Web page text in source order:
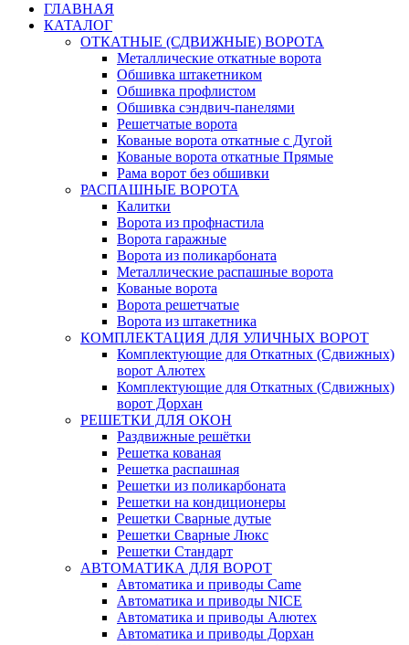
ГЛАВНАЯ
КАТАЛОГ
ОТКАТНЫЕ (СДВИЖНЫЕ) ВОРОТА
Металлические откатные ворота
Обшивка штакетником
Обшивка профлистом
Обшивка сэндвич-панелями
Решетчатые ворота
Кованые ворота откатные с Дугой
Кованые ворота откатные Прямые
Рама ворот без обшивки
РАСПАШНЫЕ ВОРОТА
Калитки
Ворота из профнастила
Ворота гаражные
Ворота из поликарбоната
Металлические распашные ворота
Кованые ворота
Ворота решетчатые
Ворота из штакетника
КОМПЛЕКТАЦИЯ ДЛЯ УЛИЧНЫХ ВОРОТ
Комплектующие для Откатных (Сдвижных)
ворот Алютех
Комплектующие для Откатных (Сдвижных)
ворот Дорхан
РЕШЕТКИ ДЛЯ ОКОН
Раздвижные решётки
Решетка кованая
Решетка распашная
Решетки из поликарбоната
Решетки на кондиционеры
Решетки Сварные дутые
Решетки Сварные Люкс
Решетки Стандарт
АВТОМАТИКА ДЛЯ ВОРОТ
Автоматика и приводы Came
Автоматика и приводы NICE
Автоматика и приводы Алютех
Автоматика и приводы Дорхан